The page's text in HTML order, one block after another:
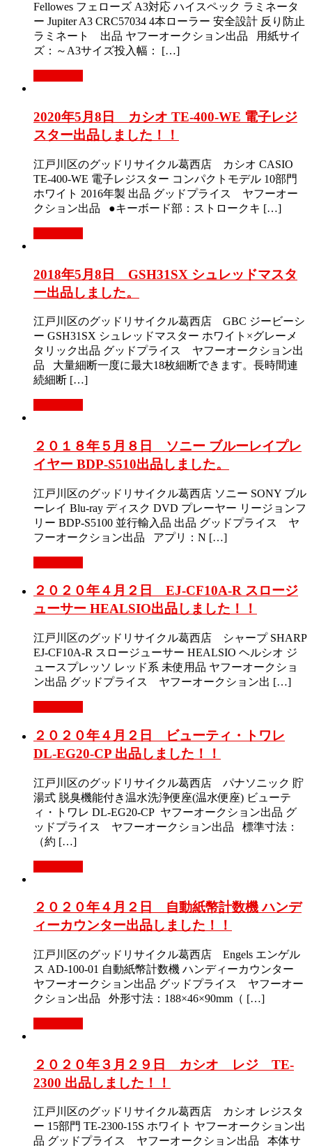
Fellowes フェローズ A3対応 ハイスペック ラミネータ
ー Jupiter A3 CRC57034 4本ローラー 安全設計 反り防止
ラミネート 出品 ヤフーオークション出品 用紙サイ
ズ：～A3サイズ投入幅： […]
2020年5月8日 カシオ TE-400-WE 電子レジ
スター出品しました！！
江戸川区のグッドリサイクル葛西店 カシオ CASIO
TE-400-WE 電子レジスター コンパクトモデル 10部門
ホワイト 2016年製 出品 グッドプライス ヤフーオー
クション出品 ●キーボード部：ストロークキ […]
2018年5月8日 GSH31SX シュレッドマスタ
ー出品しました。
江戸川区のグッドリサイクル葛西店 GBC ジービーシ
ー GSH31SX シュレッドマスター ホワイト×グレーメ
タリック出品 グッドプライス ヤフーオークション出
品 大量細断一度に最大18枚細断できます。長時間連
続細断 […]
２０１８年５月８日 ソニー ブルーレイプレ
イヤー BDP-S510出品しました。
江戸川区のグッドリサイクル葛西店 ソニー SONY ブル
ーレイ Blu-ray ディスク DVD プレーヤー リージョンフ
リー BDP-S5100 並行輸入品 出品 グッドプライス ヤ
フーオークション出品 アプリ：N […]
２０２０年４月２日 EJ-CF10A-R スロージ
ューサー HEALSIO出品しました！！
江戸川区のグッドリサイクル葛西店 シャープ SHARP
EJ-CF10A-R スロージューサー HEALSIO ヘルシオ ジ
ュースプレッソ レッド系 未使用品 ヤフーオークショ
ン出品 グッドプライス ヤフーオークション出 […]
２０２０年４月２日 ビューティ・トワレ
DL-EG20-CP 出品しました！！
江戸川区のグッドリサイクル葛西店 パナソニック 貯
湯式 脱臭機能付き温水洗浄便座(温水便座) ビューテ
ィ・トワレ DL-EG20-CP ヤフーオークション出品 グ
ッドプライス ヤフーオークション出品 標準寸法：
（約 […]
２０２０年４月２日 自動紙幣計数機 ハンデ
ィーカウンター出品しました！！
江戸川区のグッドリサイクル葛西店 Engels エンゲル
ス AD-100-01 自動紙幣計数機 ハンディーカウンター
ヤフーオークション出品 グッドプライス ヤフーオー
クション出品 外形寸法：188×46×90mm（ […]
２０２０年３月２９日 カシオ レジ TE-
2300 出品しました！！
江戸川区のグッドリサイクル葛西店 カシオ レジスタ
ー 15部門 TE-2300-15S ホワイト ヤフーオークション出
品 グッドプライス ヤフーオークション出品 本体サ